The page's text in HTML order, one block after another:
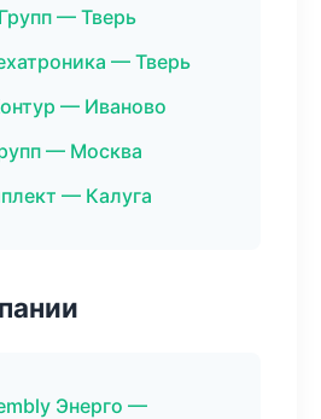
— Тверь
— Тверь
— Иваново
— Москва
— Калуга
Энерго —